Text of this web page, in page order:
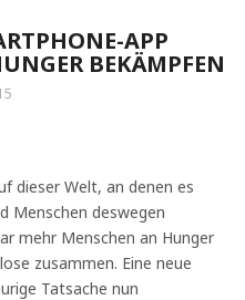
APP
BEKÄMPFEN
dieser Welt, an denen es
Menschen deswegen
mehr Menschen an Hunger
zusammen. Eine neue
Tatsache nun